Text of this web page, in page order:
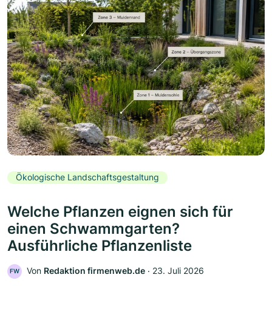
Ökologische Landschaftsgestaltung
Welche Pflanzen eignen sich für
einen Schwammgarten?
Ausführliche Pflanzenliste
FW Von Redaktion firmenweb.de ‧ 23. Juli 2026